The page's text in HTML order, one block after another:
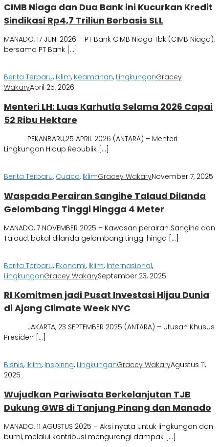
CIMB Niaga dan Dua Bank ini Kucurkan Kredit
Sindikasi Rp4,7 Triliun Berbasis SLL
MANADO, 17 JUNI 2026 – PT Bank CIMB Niaga Tbk (CIMB Niaga),
bersama PT Bank […]
Berita Terbaru, Iklim, Keamanan, LingkunganGracey
WakaryApril 25, 2026
Menteri LH: Luas Karhutla Selama 2026 Capai
52 Ribu Hektare
PEKANBARU,25 APRIL 2026 (ANTARA) – Menteri
Lingkungan Hidup Republik […]
Berita Terbaru, Cuaca, IklimGracey WakaryNovember 7, 2025
Waspada Perairan Sangihe Talaud Dilanda
Gelombang Tinggi Hingga 4 Meter
MANADO, 7 NOVEMBER 2025 – Kawasan perairan Sangihe dan
Talaud, bakal dilanda gelombang tinggi hinga […]
Berita Terbaru, Ekonomi, Iklim, Internasional,
LingkunganGracey WakarySeptember 23, 2025
RI Komitmen jadi Pusat Investasi Hijau Dunia
di Ajang Climate Week NYC
JAKARTA, 23 SEPTEMBER 2025 (ANTARA) – Utusan Khusus
Presiden […]
Bisnis, Iklim, Inspiring, LingkunganGracey WakaryAgustus 11,
2025
Wujudkan Pariwisata Berkelanjutan TJB
Dukung GWB di Tanjung Pinang dan Manado
MANADO, 11 AGUSTUS 2025 – Aksi nyata untuk lingkungan dan
bumi, melalui kontribusi mengurangi dampak […]